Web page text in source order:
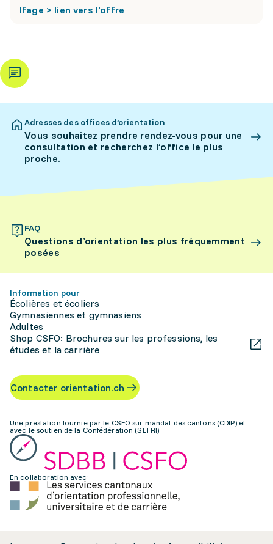
Ifage > lien vers l'offre
Adresses des offices d’orientation
Vous souhaitez prendre rendez-vous pour une
consultation et recherchez l’office le plus
proche.
FAQ
Questions d’orientation les plus fréquemment
posées
Information pour
Écolières et écoliers
Gymnasiennes et gymnasiens
Adultes
Shop CSFO: Brochures sur les professions, les
études et la carrière
Contacter orientation.ch
Une prestation fournie par le CSFO sur mandat des cantons (CDIP) et
avec le soutien de la Confédération (SEFRI)
En collaboration avec: